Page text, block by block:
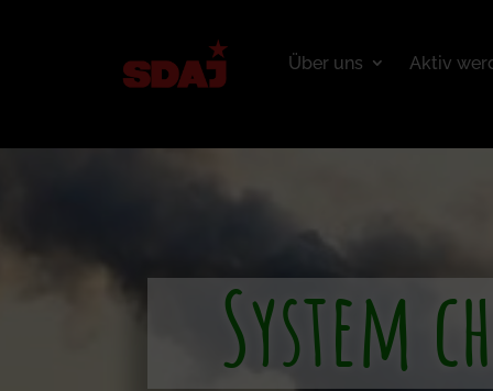
Über uns Aktiv
System